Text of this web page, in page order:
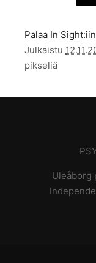
Palaa In Sight:iin
Julkaistu
pikseliä
Uleåborg